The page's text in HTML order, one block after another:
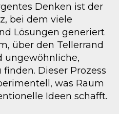
Denken ist der
bei dem viele
Lösungen generiert
über den Tellerrand
ungewöhnliche,
Dieser Prozess
was Raum
Ideen schafft.